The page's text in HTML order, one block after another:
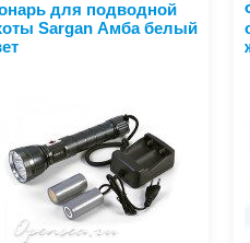
для подводной
Sargan Амба белый